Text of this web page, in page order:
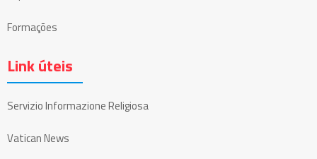
Formações
Link úteis
Servizio Informazione Religiosa
Vatican News